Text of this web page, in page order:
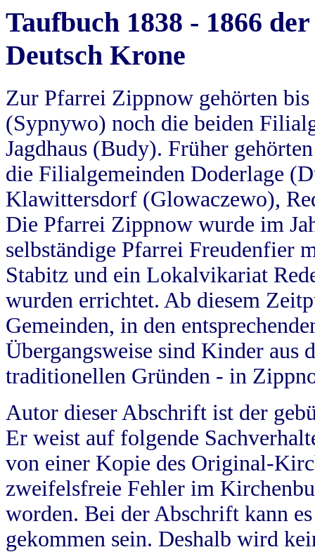
Taufbuch 1838 - 1866
Deutsch Krone
Zur Pfarrei Zippnow gehörten
(Sypnywo) noch die beiden
Jagdhaus (Budy). Früher
die Filialgemeinden Doderlage
Klawittersdorf (Glowaczewo),
Die Pfarrei Zippnow wurde im
selbständige Pfarrei Freudenfier
Stabitz und ein Lokalvikariat
wurden errichtet. Ab diesem
Gemeinden, in den
Übergangsweise sind Kinder aus
traditionellen Gründen - in
Autor dieser Abschrift ist der
Er weist auf folgende
von einer Kopie des Original-
zweifelsfreie Fehler im
worden. Bei der Abschrift kann
gekommen sein. Deshalb wird